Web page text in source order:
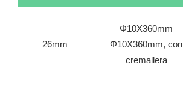
26mm
Φ10X360mm
Φ10X360mm, con
cremallera